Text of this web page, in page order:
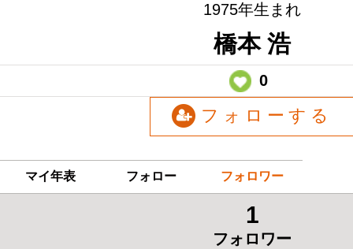
1975年生まれ
橋本 浩
0
フォローする
マイ年表 フォロー フォロワー
1
フォロワー